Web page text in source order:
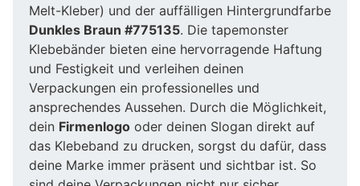
Melt-Kleber) und der auffälligen Hintergrundfarbe
Dunkles Braun #775135. Die tapemonster
Klebebänder bieten eine hervorragende Haftung
und Festigkeit und verleihen deinen
Verpackungen ein professionelles und
ansprechendes Aussehen. Durch die Möglichkeit,
dein Firmenlogo oder deinen Slogan direkt auf
das Klebeband zu drucken, sorgst du dafür, dass
deine Marke immer präsent und sichtbar ist. So